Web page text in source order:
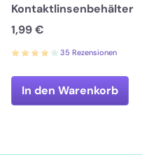
Kontaktlinsenbehälter
1,99 €
35 Rezensionen
In den Warenkorb